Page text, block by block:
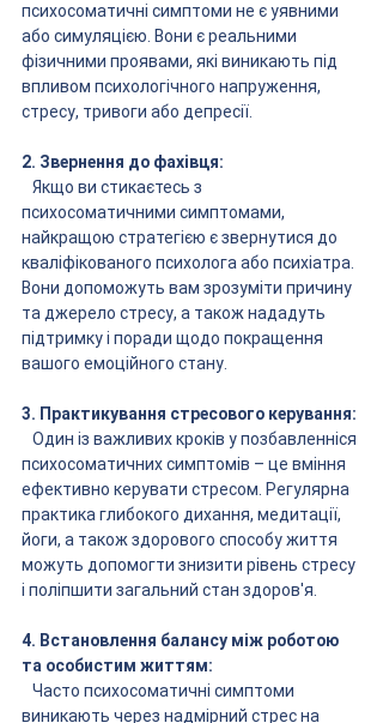
психосоматичні симптоми не є уявними
або симуляцією. Вони є реальними
фізичними проявами, які виникають під
впливом психологічного напруження,
стресу, тривоги або депресії.
2. Звернення до фахівця:
психосоматичними симптомами,
найкращою стратегією є звернутися до
кваліфікованого психолога або психіатра.
Вони допоможуть вам зрозуміти причину
та джерело стресу, а також нададуть
підтримку і поради щодо покращення
вашого емоційного стану.
3. Практикування стресового керування:
психосоматичних симптомів – це вміння
ефективно керувати стресом. Регулярна
практика глибокого дихання, медитації,
йоги, а також здорового способу життя
можуть допомогти знизити рівень стресу
і поліпшити загальний стан здоров'я.
4. Встановлення балансу між роботою
та особистим життям:
виникають через надмірний стрес на